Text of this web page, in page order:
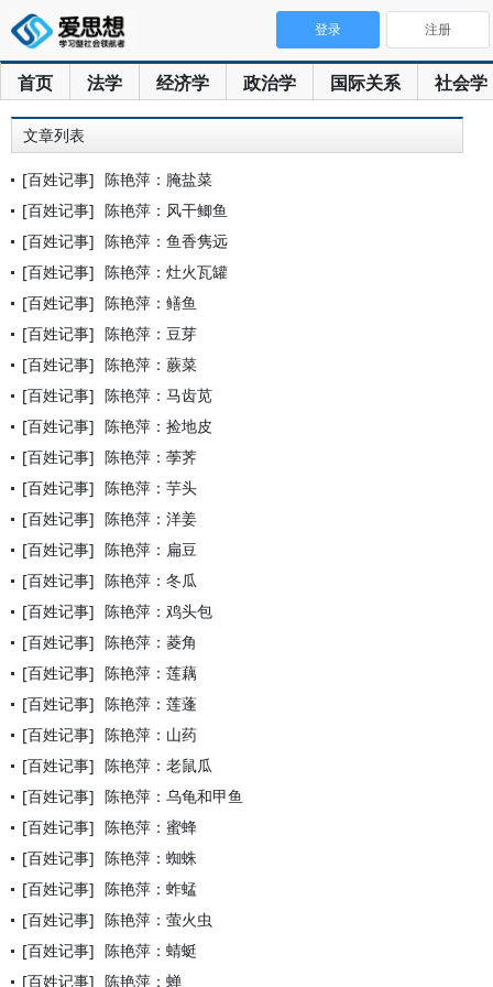
首页 法学 经济学 政治学 国际关系 社会学
登录 注册
文章列表
[百姓记事] 陈艳萍：腌盐菜
[百姓记事] 陈艳萍：风干鲫鱼
[百姓记事] 陈艳萍：鱼香隽远
[百姓记事] 陈艳萍：灶火瓦罐
[百姓记事] 陈艳萍：鳝鱼
[百姓记事] 陈艳萍：豆芽
[百姓记事] 陈艳萍：蕨菜
[百姓记事] 陈艳萍：马齿苋
[百姓记事] 陈艳萍：捡地皮
[百姓记事] 陈艳萍：荸荠
[百姓记事] 陈艳萍：芋头
[百姓记事] 陈艳萍：洋姜
[百姓记事] 陈艳萍：扁豆
[百姓记事] 陈艳萍：冬瓜
[百姓记事] 陈艳萍：鸡头包
[百姓记事] 陈艳萍：菱角
[百姓记事] 陈艳萍：莲藕
[百姓记事] 陈艳萍：莲蓬
[百姓记事] 陈艳萍：山药
[百姓记事] 陈艳萍：老鼠瓜
[百姓记事] 陈艳萍：乌龟和甲鱼
[百姓记事] 陈艳萍：蜜蜂
[百姓记事] 陈艳萍：蜘蛛
[百姓记事] 陈艳萍：蚱蜢
[百姓记事] 陈艳萍：萤火虫
[百姓记事] 陈艳萍：蜻蜓
[百姓记事] 陈艳萍：蝉